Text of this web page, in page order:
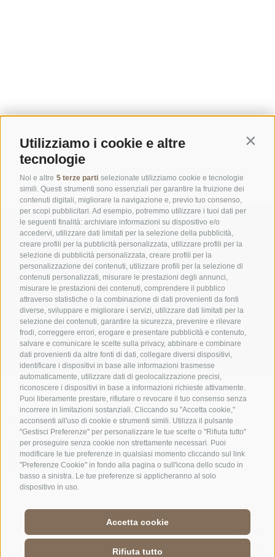
Utilizziamo i cookie e altre
tecnologie
Noi e altre 5 terze parti selezionate utilizziamo cookie e tecnologie
simili. Questi strumenti sono essenziali per garantire la fruizione dei
contenuti digitali, migliorare la navigazione e, previo tuo consenso,
per scopi pubblicitari. Ad esempio, potremmo utilizzare i tuoi dati per
le seguenti finalità: archiviare informazioni su dispositivo e/o
accedervi, utilizzare dati limitati per la selezione della pubblicità,
creare profili per la pubblicità personalizzata, utilizzare profili per la
selezione di pubblicità personalizzata, creare profili per la
personalizzazione dei contenuti, utilizzare profili per la selezione di
contenuti personalizzati, misurare le prestazioni degli annunci,
misurare le prestazioni dei contenuti, comprendere il pubblico
attraverso statistiche o la combinazione di dati provenienti da fonti
diverse, sviluppare e migliorare i servizi, utilizzare dati limitati per la
selezione dei contenuti, garantire la sicurezza, prevenire e rilevare
frodi, correggere errori, erogare e presentare pubblicità e contenuto,
salvare e comunicare le scelte sulla privacy, abbinare e combinare
dati provenienti da altre fonti di dati, collegare diversi dispositivi,
identificare i dispositivi in base alle informazioni trasmesse
automaticamente, utilizzare dati di geolocalizzazione precisi,
riconoscere i dispositivi in base a informazioni richieste attivamente.
Puoi liberamente prestare, rifiutare o revocare il tuo consenso senza
incorrere in limitazioni sostanziali. Cliccando su "Accetta cookie,"
acconsenti all'uso di cookie e strumenti simili. Utilizza il pulsante
"Gestisci Preferenze" per personalizzare le tue scelte o "Rifiuta tutto"
per proseguire senza cookie non strettamente necessari. Puoi
modificare le tue preferenze in qualsiasi momento cliccando sul link
"Preferenze Cookie" in fondo alla pagina o sull'icona dello scudo in
basso a sinistra. Le tue preferenze si applicheranno al solo
dispositivo in uso.
Accetta cookie
Rifiuta tutto
UFFICIO PER IL PARCO NAZIONALE DELLO STELVIO
SOCIAL MEDIA POLICY | CREDITS | MAPPA DEL SITO | COOKIE POLICY | PRIVACY
Preferenze Cookies
CONTATTI CENTRI VISITATORI
ESPERIENZE GUIDATE
NELLA NATURA
SCUOLE